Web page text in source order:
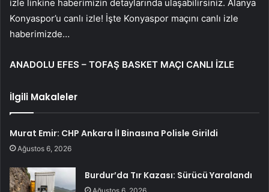
izle linkine haberimizin detaylarında ulaşabilirsiniz. Alanya
Konyaspor’u canlı izle! İşte Konyaspor maçını canlı izle
haberimizde…
ANADOLU EFES – TOFAŞ BASKET MAÇI CANLI İZLE
İlgili Makaleler
Murat Emir: CHP Ankara İl Binasına Polisle Girildi
Ağustos 6, 2026
Burdur’da Tır Kazası: Sürücü Yaralandı